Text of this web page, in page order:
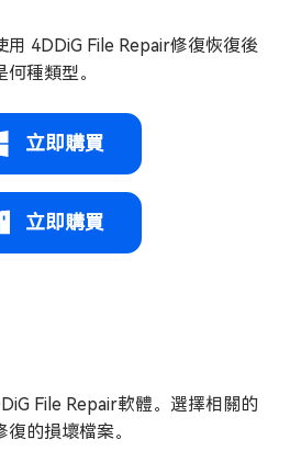
4DDiG File Repair修復恢復後
種類型。
立即購買
立即購買
File Repair軟體。選擇相關的
的損壞檔案。